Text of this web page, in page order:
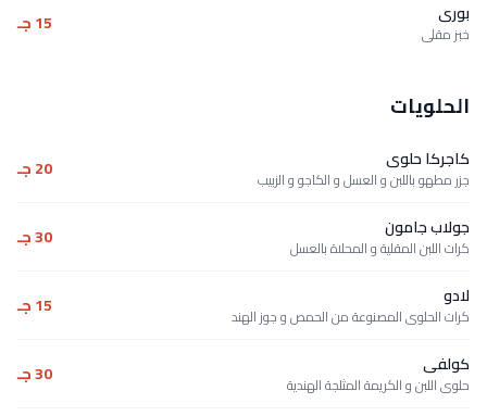
بورى
خبز مقلى 15 جـ
الحلويات
كاجركا حلوى
جزر مطهو باللبن و العسل و الكاجو و الزبيب 20 جـ
جولاب جامون
كرات اللبن المقلية و المحلاة بالعسل 30 جـ
لادو
كرات الحلوى المصنوعة من الحمص و جوز الهند 15 جـ
كولفى
حلوى اللبن و الكريمة المثلجة الهندية 30 جـ